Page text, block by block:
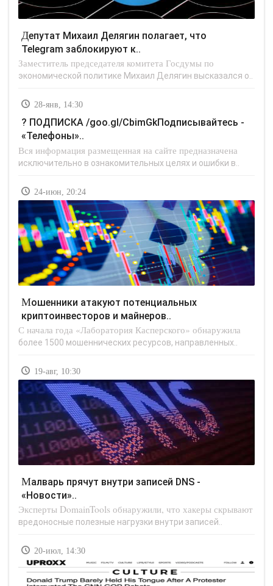
Депутат Михаил Делягин полагает, что
Telegram заблокируют к..
Заместитель председателя комитета Госдумы по
экономической политике Михаил Делягин высказался о..
28-янв, 14:30
? ПОДПИСКА /goo.gl/CbimGkПодписывайтесь -
«Телефоны»..
Вся информация размещенная на сайте предназначена
исключительно в ознакомительных целях и ошибки в..
24-июн, 20:24
Мошенники атакуют потенциальных
криптоинвесторов и майнеров..
С начала года «Лаборатория Касперского» обнаружила
более 1500 мошеннических ресурсов, направленных..
19-авг, 10:30
Малварь прячут внутри записей DNS -
«Новости»..
Эксперты DomainTools обнаружили, что хакеры скрывают
вредоносные полезные нагрузки внутри записей..
20-июл, 14:30